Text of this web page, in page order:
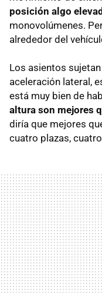
posición algo
monovolúmenes.
alrededor del
Los asientos
aceleración lateral,
está muy bien de
altura son mejores
diría que mejores
cuatro plazas,